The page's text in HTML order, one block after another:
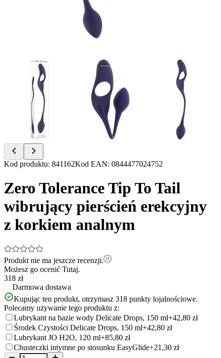
Item
of
5
Kod produktu: 841162Kod EAN: 0844477024752
Zero Tolerance Tip To Tail
wibrujący pierścień erekcyjny
z korkiem analnym
Produkt nie ma jeszcze recenzji.
Możesz go ocenić Tutaj.
318 zł
Darmowa dostawa
Kupując ten produkt, otrzymasz 318 punkty lojalnościowe.
Polecamy używanie tego produktu z:
Lubrykant na bazie wody Delicate Drops, 150 ml+42,80 zł
Środek Czystości Delicate Drops, 150 ml+42,80 zł
Lubrykant JO H2O, 120 ml+85,80 zł
Chusteczki intymne po stosunku EasyGlide+21,30 zł